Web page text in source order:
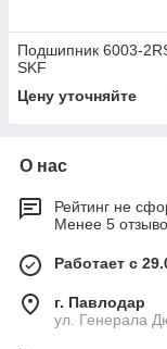
Подшипник 6003-
SKF
Цену уточняйте
О нас
Рейтинг не
Менее 5
Работает с
г. Павлодар
ул. Генерала